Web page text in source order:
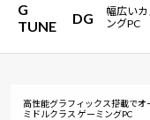
ノートPC
サーバー
G
TUNE
DG
幅広い
ングPC
高性能グラフィックス搭載でオ
ミドルクラス ゲーミングPC